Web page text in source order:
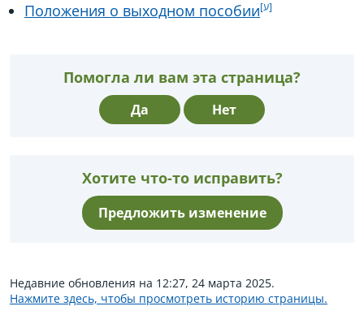
Положения о выходном пособии
Помогла ли вам эта страница?
Да Нет
Хотите что-то исправить?
Предложить изменение
Недавние обновления на 12:27, 24 марта 2025.
Нажмите здесь, чтобы просмотреть историю страницы.